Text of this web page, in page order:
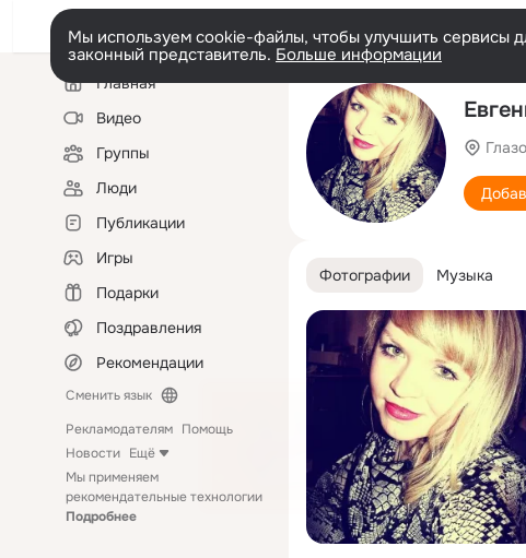
Мы используем cookie-файлы, чтобы улучшить сервисы
законный представитель. Больше информации
Левая
колонкаГлавная
Видео
Группы
Люди
Публикации
Игры
Подарки
Поздравления
Рекомендации
Сменить язык
Рекламодателям Помощь
Новости Ещё
Мы применяем
рекомендательные технологии
Подробнее
Фотографии Музыка